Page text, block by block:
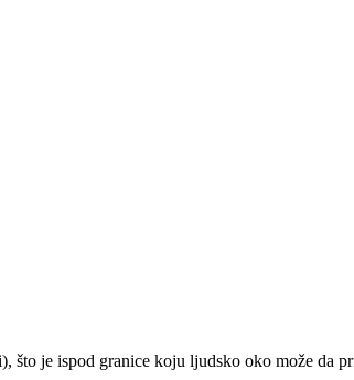
što je ispod granice koju ljudsko oko može da